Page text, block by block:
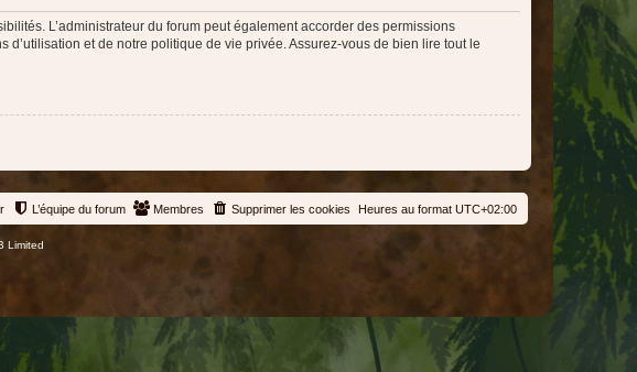
L’administrateur du forum peut également accorder des permissions
et de notre politique de vie privée. Assurez-vous de bien lire tout le
Heures au format UTC+02:00
Supprimer les cookies
Membres
L’équipe du forum
Limited